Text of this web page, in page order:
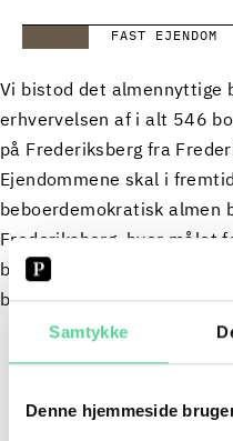
Samtykke
Denne hjemmeside
FAST EJENDOM
Vi bistod det almennyttige
erhvervelsen af i alt 546
på Frederiksberg fra
Ejendommene skal i
beboerdemokratisk almen
Frederiksberg, hvor målet
boliger til overkommelige
beliggenhed.
FØLG OS